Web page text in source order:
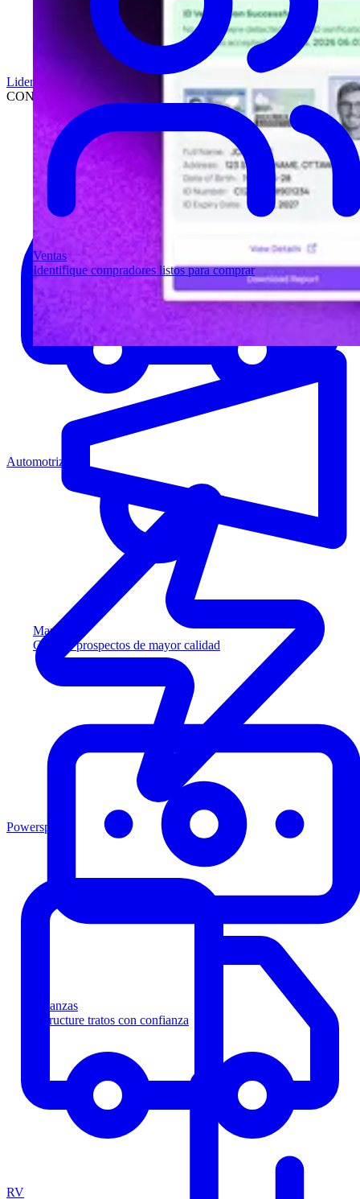
Ventas
Identifique compradores listos para comprar
Marketing
Capture prospectos de mayor calidad
Finanzas
Estructure tratos con confianza
Liderazgo
CONCESIONARIOS
Automotriz
Powersports
RV